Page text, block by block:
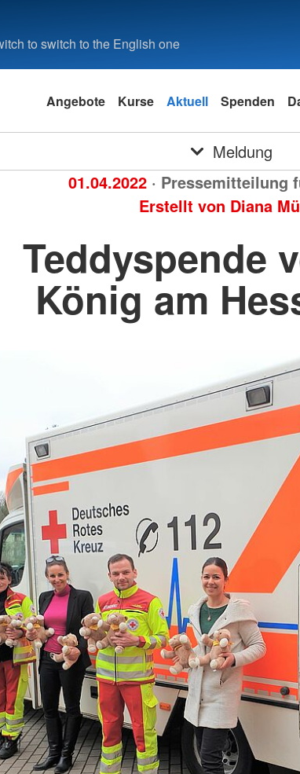
to switch to the English one
Angebote Kurse Aktuell Spenden
Meldung
01.04.2022 · Pressemitteilung
Erstellt von Diana
Teddyspende
König am